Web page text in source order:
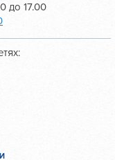
до 17.00